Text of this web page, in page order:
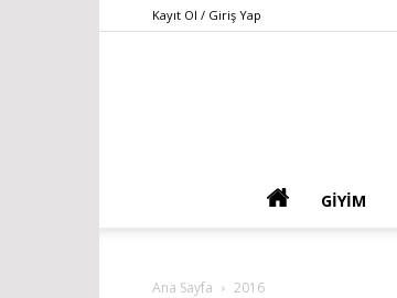
Kayıt Ol / Giriş Yap
GIYIM
Ana Sayfa 2016